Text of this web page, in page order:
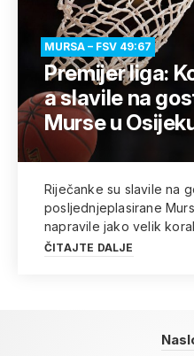
MURSA – FSV 49:67
Premijer liga:
a slavile na
Murse u
Riječanke su slavile na
posljednjeplasirane
napravile jako velik
ČITAJTE DALJE